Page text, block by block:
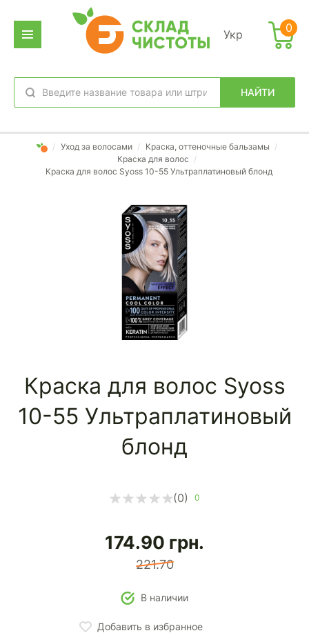
Укр
НАЙТИ
избранное вход
0
/ Уход за волосами / Краска, оттеночные бальзамы /
Краска для волос /
Краска для волос Syoss 10-55 Ультраплатиновый блонд
Краска для волос Syoss
10-55 Ультраплатиновый
блонд
(0) 0
174.90 грн.
221.70
В наличии
Добавить в избранное